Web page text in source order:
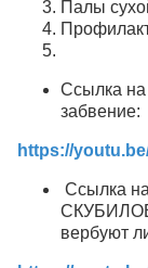
Палы
Ссылка
забвение:
https://
Ссылка
вербуют